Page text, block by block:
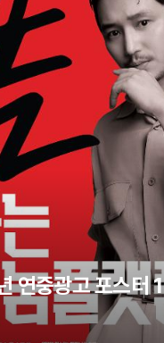
연중광고 포스터 1